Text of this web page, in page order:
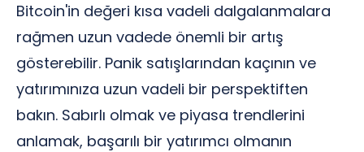
Bitcoin'in değeri kısa vadeli dalgalanmalara
rağmen uzun vadede önemli bir artış
gösterebilir. Panik satışlarından kaçının ve
yatırımınıza uzun vadeli bir perspektiften
bakın. Sabırlı olmak ve piyasa trendlerini
anlamak, başarılı bir yatırımcı olmanın